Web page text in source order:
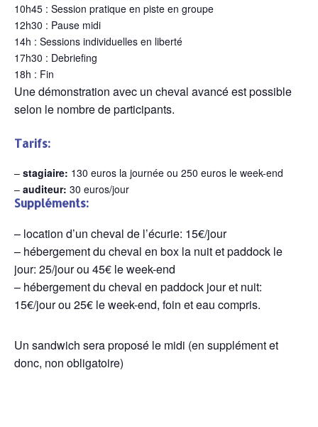
10h45 : Session pratique en piste en groupe
12h30 : Pause midi
14h : Sessions individuelles en liberté
17h30 : Debriefing
18h : Fin
Une démonstration avec un cheval avancé est possible
selon le nombre de participants.
Tarifs:
– stagiaire: 130 euros la journée ou 250 euros le week-end
– auditeur: 30 euros/jour
Suppléments:
– location d’un cheval de l’écurie: 15€/jour
– hébergement du cheval en box la nuit et paddock le
jour: 25/jour ou 45€ le week-end
– hébergement du cheval en paddock jour et nuit:
15€/jour ou 25€ le week-end, foin et eau compris.
Un sandwich sera proposé le midi (en supplément et
donc, non obligatoire)